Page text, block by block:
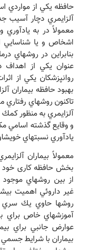
حافظه يكي از مواردي
آلزايمري دچار
معمولاً در به يادآوري
اشخاص و يا شناسايي
بنابراين در روشهاي
عنوان يكي از اهداف
روانپزشكان يكي از
بهبود حافظه بيماران
تاكنون روشهاي رفتاري
آلزايمري به منظور كمك
و وقايع گذشته اسامي
يادآوري نسبتهاي
معمولاً بيماران
بخش حافظه كاری خود
از بين روشهاي موجود
غير داروئي اهميت
روشها حاوي يك سري
آموزشهاي خاص براي
عوارض جانبي براي
بيماران با شرايط